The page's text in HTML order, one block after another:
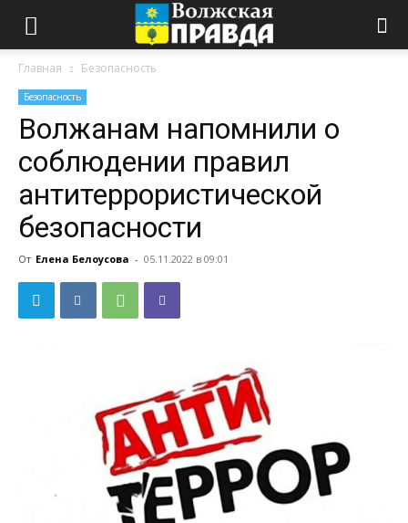
Главная Безопасность
Безопасность
Волжанам напомнили о
соблюдении правил
антитеррористической
безопасности
От Елена Белоусова - 05.11.2022 в 09:01